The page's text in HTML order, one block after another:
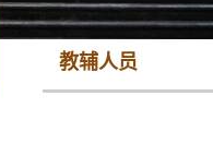
教辅人员